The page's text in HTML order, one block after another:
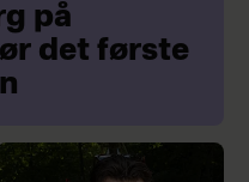
på
det første